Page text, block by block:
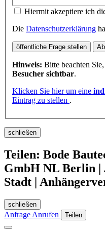
Hiermit akzeptiere ich
Die Datenschutzerklärung
öffentliche Frage stellen
Hinweis: Bitte beachten
Besucher sichtbar.
Klicken Sie hier um eine
Eintrag zu stellen .
schließen
Teilen: Bode
GmbH NL Berlin |
Stadt |
schließen
Anfrage Anrufen Teilen